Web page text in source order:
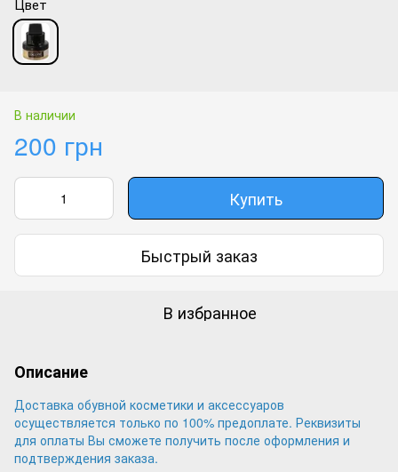
Цвет
В наличии
200 грн
Купить
Быстрый заказ
В избранное
Описание
Доставка обувной косметики и аксессуаров
осуществляется только по 100% предоплате. Реквизиты
для оплаты Вы сможете получить после оформления и
подтверждения заказа.